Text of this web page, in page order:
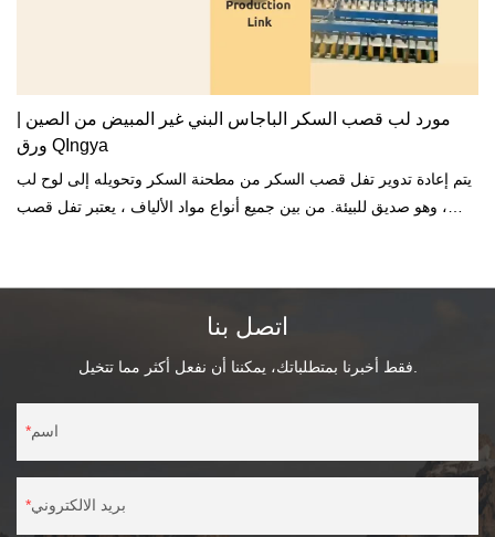
مورد لب قصب السكر الباجاس البني غير المبيض من الصين |
ورق QIngya
يتم إعادة تدوير تفل قصب السكر من مطحنة السكر وتحويله إلى لوح لب
، وهو صديق للبيئة. من بين جميع أنواع مواد الألياف ، يعتبر تفل قصب
الضغط ، يكون طول ألياف تفل قصب السكر مشابهًا لألياف الخشب
اتصل بنا
فقط أخبرنا بمتطلباتك، يمكننا أن نفعل أكثر مما تتخيل.
اسم
بريد الالكتروني